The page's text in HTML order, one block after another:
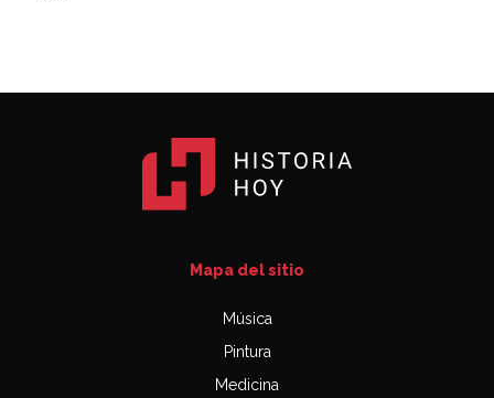
Mapa del sitio
Música
Pintura
Medicina